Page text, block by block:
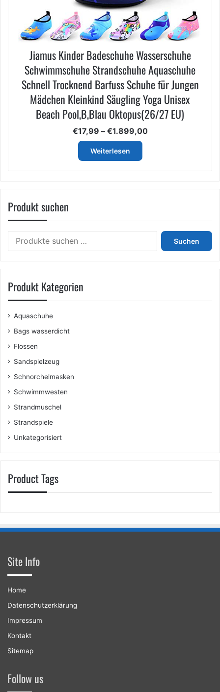
Jiamus Kinder Badeschuhe Wasserschuhe
Schwimmschuhe Strandschuhe Aquaschuhe
Schnell Trocknend Barfuss Schuhe für Jungen
Mädchen Kleinkind Säugling Yoga Unisex
Beach Pool,B,Blau Oktopus(26/27 EU)
€17,99 – €1.899,00Preisspanne:
Weiterlesen
Produkt suchen
nach:
Suchen
Produkt Kategorien
Aquaschuhe
Bags wasserdicht
Flossen
Sandspielzeug
Schnorchelmasken
Schwimmwesten
Strandmuschel
Strandspiele
Unkategorisiert
Product Tags
Site Info
Home
Datenschutzerklärung
Impressum
Kontakt
Sitemap
Follow us